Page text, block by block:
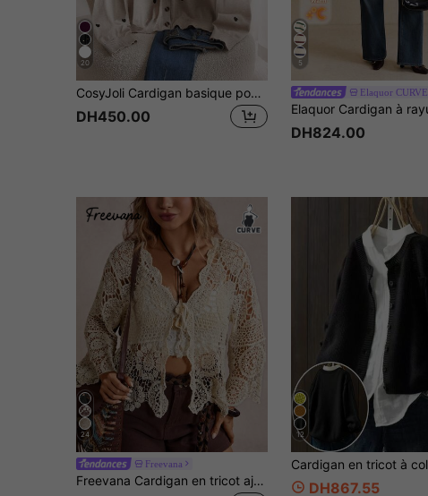
20
CosyJoli Cardigan basique pour femmes grandes tailles, couleur unie avec broderie en forme de cœur. Printemps romantique pour la Saint-Valentin
DH450.00
5
Elaquor CURVE
DH824.00
24
Freevana
Freevana Cardigan en tricot ajouré à manches longues, avec lien noué devant, grande taille, couleur unie, idéal pour les vacances
12
DH867.55